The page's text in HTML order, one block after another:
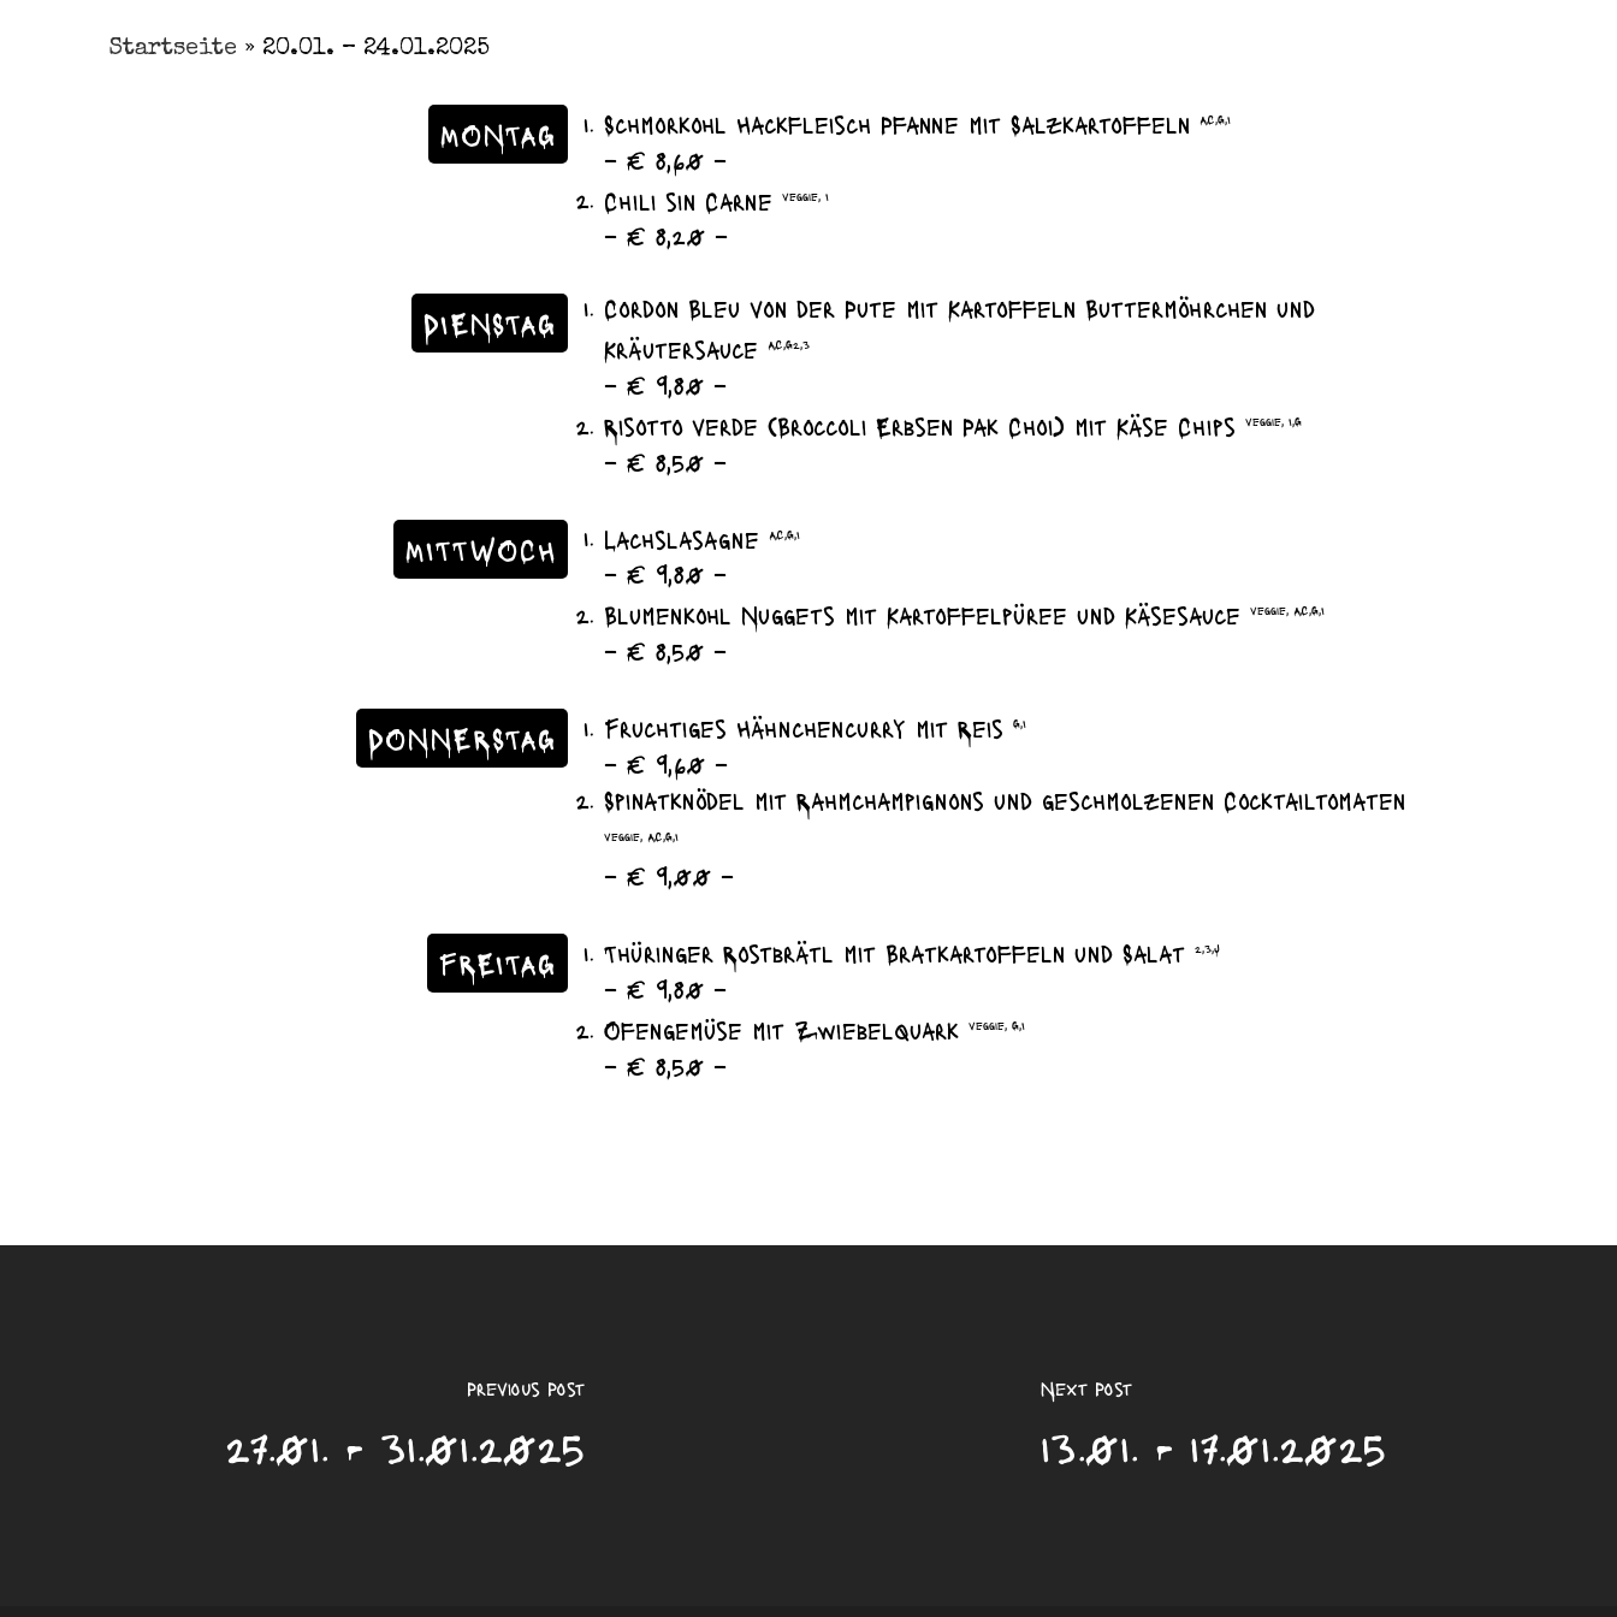
Startseite » 20.01. – 24.01.2025
MONTAG Schmorkohl Hackfleisch Pfanne mit Salzkartoffeln A,C,G,I
– € 8,60 –
Chili sin Carne
veggie, I
– € 8,20 –
DIENSTAG
Cordon Bleu von der Pute mit Kartoffeln Buttermöhrchen und
Kräutersauce
A,C,G2,3
– € 9,80 –
Risotto verde (Broccoli Erbsen Pak Choi) mit Käse Chips
veggie, I,G
– € 8,50 –
MITTWOCH Lachslasagne A,C,G,I
– € 9,80 –
Blumenkohl Nuggets mit Kartoffelpüree und Käsesauce
veggie, A,C,G,I
– € 8,50 –
DONNERSTAG Fruchtiges Hähnchencurry mit Reis G,I
– € 9,60 –
Spinatknödel mit Rahmchampignons und geschmolzenen Cocktailtomaten
veggie, A,C,G,I
– € 9,00 –
FREITAG Thüringer Rostbrätl mit Bratkartoffeln und Salat 2,3,J
– € 9,80 –
Ofengemüse mit Zwiebelquark
veggie, G,I
– € 8,50 –
Previous Post
27.01. - 31.01.2025
Next Post
13.01. - 17.01.2025